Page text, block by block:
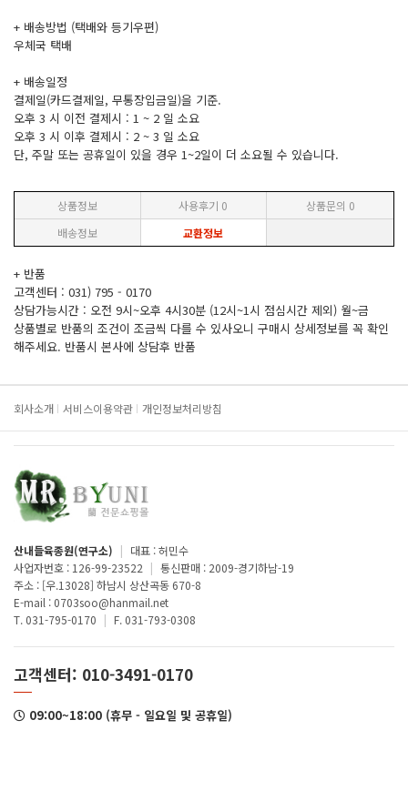
+ 배송방법 (택배와 등기우편)
우체국 택배
+ 배송일정
결제일(카드결제일, 무통장입금일)을 기준.
오후 3 시 이전 결제시 : 1 ~ 2 일 소요
오후 3 시 이후 결제시 : 2 ~ 3 일 소요
단, 주말 또는 공휴일이 있을 경우 1~2일이 더 소요될 수 있습니다.
상품정보 사용후기 0 상품문의 0
배송정보
교환정보
+ 반품
고객센터 : 031) 795 - 0170
상담가능시간 : 오전 9시~오후 4시30분 (12시~1시 점심시간 제외) 월~금
상품별로 반품의 조건이 조금씩 다를 수 있사오니 구매시 상세정보를 꼭 확인
해주세요. 반품시 본사에 상담후 반품
회사소개 서비스이용약관 개인정보처리방침
산내들육종원(연구소) | 대표 : 허민수
사업자번호 : 126-99-23522 | 통신판매 : 2009-경기하남-19
주소 : [우.13028] 하남시 상산곡동 670-8
E-mail : 0703soo@hanmail.net
T. 031-795-0170 | F. 031-793-0308
고객센터: 010-3491-0170
09:00~18:00 (휴무 - 일요일 및 공휴일)